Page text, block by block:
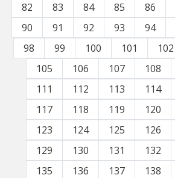
82
83 84 85 86
90
91 92 93 94
98
99 100 101 102
105
106 107 108
111
112 113 114
117
118 119 120
123
124 125 126
129
130 131 132
135
136 137 138